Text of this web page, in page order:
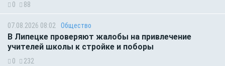
0 88
07.08.2026 08:02 Общество
В Липецке проверяют жалобы на привлечение
учителей школы к стройке и поборы
0 232